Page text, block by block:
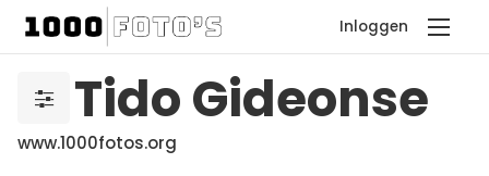
Inloggen
Tido Gideonse
www.1000fotos.org